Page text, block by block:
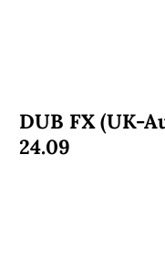
DUB FX (UK-
24.09